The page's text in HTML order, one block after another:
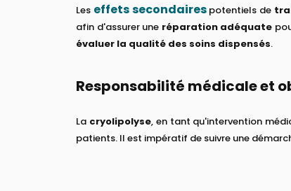
Les effets secondairespotentiels de
afin d'assurer une réparation adéquate
évaluer la qualité des soins dispensés.
Responsabilité médicale et
La cryolipolyse, en tant qu'intervention
patients. Il est impératif de suivre une